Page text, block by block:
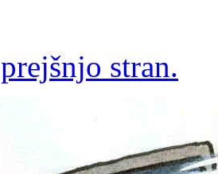
prejšnjo stran.